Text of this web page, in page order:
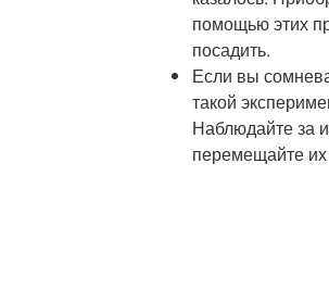
помощью этих
посадить.
Если вы
такой
Наблюдайте за
перемещайте их